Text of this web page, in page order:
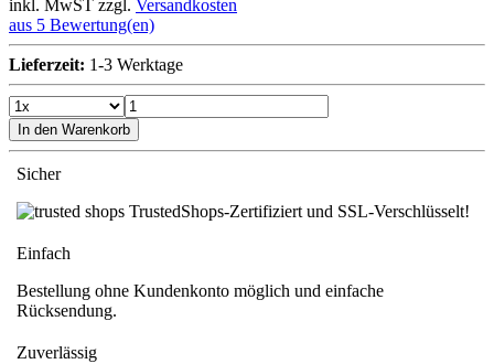
inkl. MwST zzgl. Versandkosten
aus 5 Bewertung(en)
Lieferzeit: 1-3 Werktage
In den Warenkorb
Sicher
TrustedShops-Zertifiziert und SSL-Verschlüsselt!
Einfach
Bestellung ohne Kundenkonto möglich und einfache
Rücksendung.
Zuverlässig